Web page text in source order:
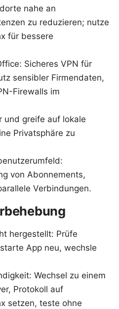
nahe an
zu reduzieren; nutze
für bessere
Sicheres VPN für
sensibler Firmendaten,
Firewalls im
und greife auf lokale
Privatsphäre zu
von Abonnements,
Verbindungen.
hergestellt: Prüfe
App neu, wechsle
Wechsel zu einem
Protokoll auf
setzen, teste ohne